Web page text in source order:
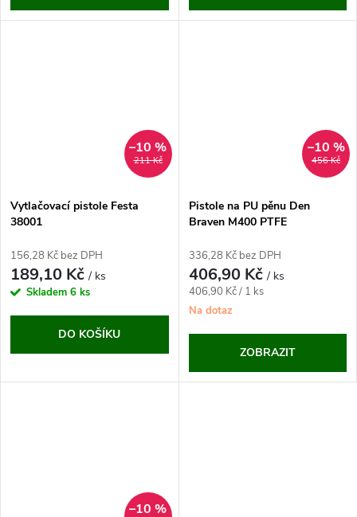
211 Kč
–10 %
Vytlačovací pistole Festa
38001
156,28 Kč bez DPH
189,10 Kč/ ks
Skladem 6 ks
DO KOŠÍKU
456 Kč
–10 %
Pistole na PU pěnu Den
Braven M400 PTFE
336,28 Kč bez DPH
406,90 Kč/ ks
Měrná
cena:
406,90 Kč / 1 ks
Na dotaz
ZOBRAZIT
–10 %